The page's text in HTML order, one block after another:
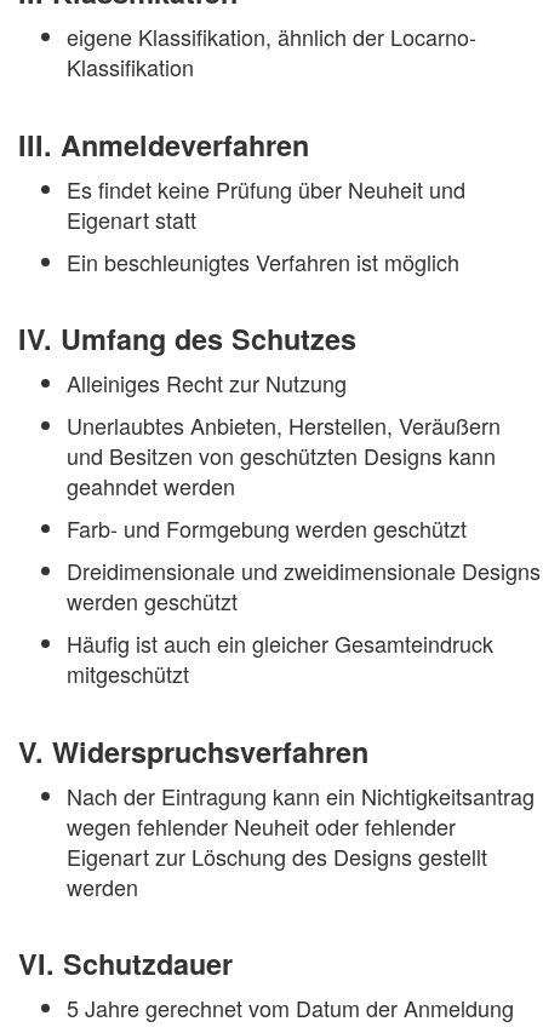
eigene Klassifikation, ähnlich der Locarno-
Klassifikation
III. Anmeldeverfahren
Es findet keine Prüfung über Neuheit und
Eigenart statt
Ein beschleunigtes Verfahren ist möglich
IV. Umfang des Schutzes
Alleiniges Recht zur Nutzung
Unerlaubtes Anbieten, Herstellen, Veräußern
und Besitzen von geschützten Designs kann
geahndet werden
Farb- und Formgebung werden geschützt
Dreidimensionale und zweidimensionale Designs
werden geschützt
Häufig ist auch ein gleicher Gesamteindruck
mitgeschützt
V. Widerspruchsverfahren
Nach der Eintragung kann ein Nichtigkeitsantrag
wegen fehlender Neuheit oder fehlender
Eigenart zur Löschung des Designs gestellt
werden
VI. Schutzdauer
5 Jahre gerechnet vom Datum der Anmeldung